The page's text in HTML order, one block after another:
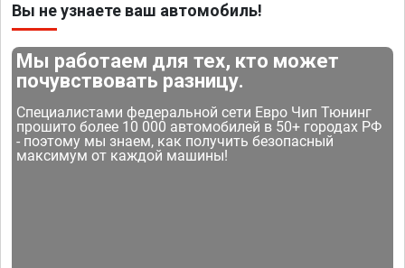
Вы не узнаете ваш автомобиль!
Мы работаем для тех, кто может
почувствовать разницу.
Специалистами федеральной сети Евро Чип Тюнинг
прошито более 10 000 автомобилей в 50+ городах РФ
- поэтому мы знаем, как получить безопасный
максимум от каждой машины!